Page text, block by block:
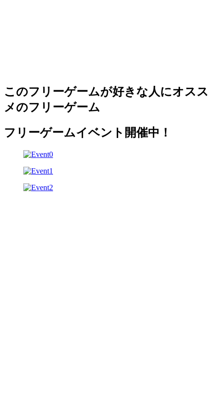
このフリーゲームが好きな人にオスス
メのフリーゲーム
フリーゲームイベント開催中！